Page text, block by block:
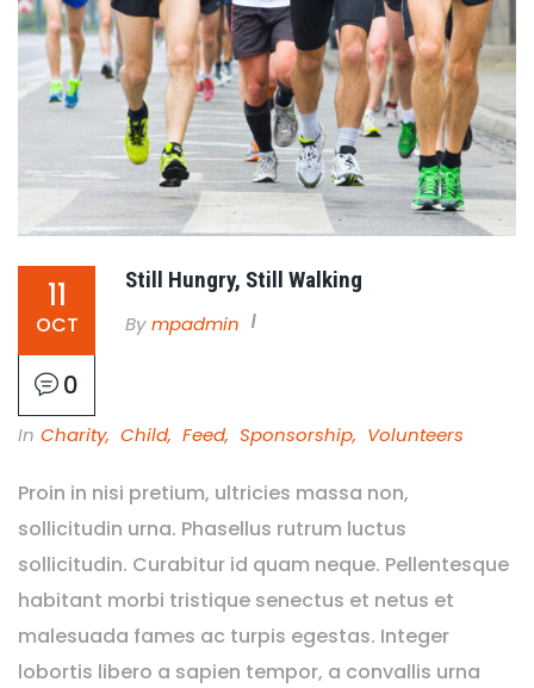
11
OCT
0
Still Hungry, Still Walking
By Mpadmin
In Charity, Child, Feed, Sponsorship, Volunteers
Proin in nisi pretium, ultricies massa non,
sollicitudin urna. Phasellus rutrum luctus
sollicitudin. Curabitur id quam neque. Pellentesque
habitant morbi tristique senectus et netus et
malesuada fames ac turpis egestas. Integer
lobortis libero a sapien tempor, a convallis urna